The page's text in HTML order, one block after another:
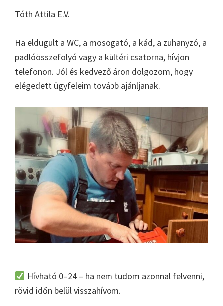
Tóth Attila E.V.
Ha eldugult a WC, a mosogató, a kád, a zuhanyzó, a
padlóösszefolyó vagy a kültéri csatorna, hívjon
telefonon. Jól és kedvező áron dolgozom, hogy
elégedett ügyfeleim tovább ajánljanak.
Hívható 0–24 – ha nem tudom azonnal felvenni,
rövid időn belül visszahívom.